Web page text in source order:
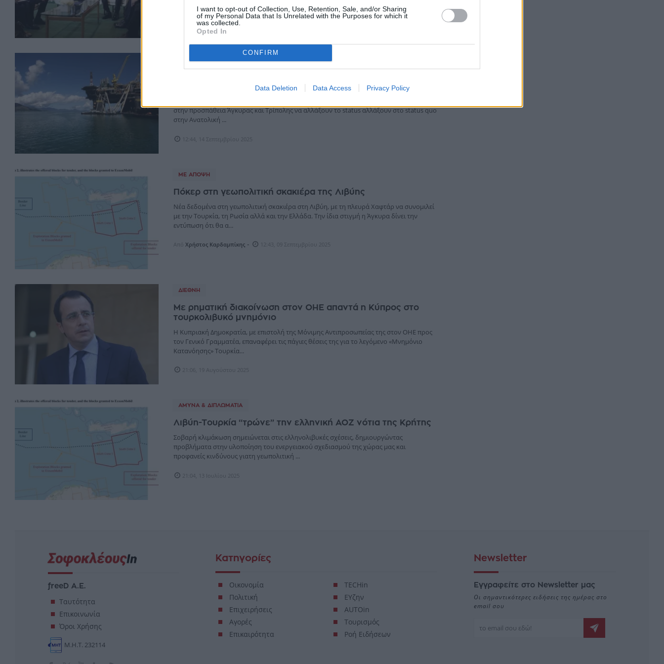
I want to opt-out of Collection, Use, Retention, Sale, and/or Sharing
of my Personal Data that Is Unrelated with the Purposes for which it
was collected.
Opted In
CONFIRM
Data Deletion Data Access Privacy Policy
Νώντας Βλάχος-
ο χάρτης των ερευνών
στην προσπάθεια Άγκυρας και Τρίπολης να αλλάξουν το status αλλάξουν στο status quo
στην Ανατολική ...
12:44, 14 Σεπτεμβρίου 2025
ΜΕ ΆΠΟΨΗ
Πόκερ στη γεωπολιτική σκακιέρα της Λιβύης
Νέα δεδομένα στη γεωπολιτική σκακιέρα στη Λιβύη, με τη πλευρά Χαφτάρ να συνομιλεί
με την Τουρκία, τη Ρωσία αλλά και την Ελλάδα. Την ίδια στιγμή η Άγκυρα δίνει την
εντύπωση ότι θα α...
ΑπόΧρήστος Καρδαμπίκης - 12:43, 09 Σεπτεμβρίου 2025
ΔΙΕΘΝΉ
Με ρηματική διακοίνωση στον ΟΗΕ απαντά η Κύπρος στο
τουρκολιβυκό μνημόνιο
Η Κυπριακή Δημοκρατία, με επιστολή της Μόνιμης Αντιπροσωπείας της στον ΟΗΕ προς
τον Γενικό Γραμματέα, επαναφέρει τις πάγιες θέσεις της για το λεγόμενο «Μνημόνιο
Κατανόησης» Τουρκία...
21:06, 19 Αυγούστου 2025
ΆΜΥΝΑ & ΔΙΠΛΩΜΑΤΊΑ
Λιβύη-Τουρκία “τρώνε” την ελληνική ΑΟΖ νότια της Κρήτης
Σοβαρή κλιμάκωση σημειώνεται στις ελληνολιβυκές σχέσεις, δημιουργώντας
προβλήματα στην υλοποίηση του ενεργειακού σχεδιασμού της χώρας μας και
προφανείς κινδύνους γιατη γεωπολιτική ...
21:04, 13 Ιουλίου 2025
freeD Α.Ε.
Ταυτότητα
Επικοινωνία
Όροι Χρήσης
Μ.Η.Τ. 232114
Κατηγορίες
Οικονομία
Πολιτική
Επιχειρήσεις
Αγορές
Επικαιρότητα
TECHin
ΕΥζην
AUTOin
Τουρισμός
Ροή Ειδήσεων
Newsletter
Εγγραφείτε στο Newsletter μας
Οι σημαντικότερες ειδήσεις της ημέρας στο
email σου